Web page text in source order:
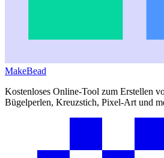
MakeBead
Kostenloses Online-Tool zum Erstellen
Bügelperlen, Kreuzstich, Pixel-Art und